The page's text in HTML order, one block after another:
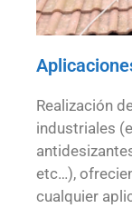
Realización
industriales
etc…),
cualquier